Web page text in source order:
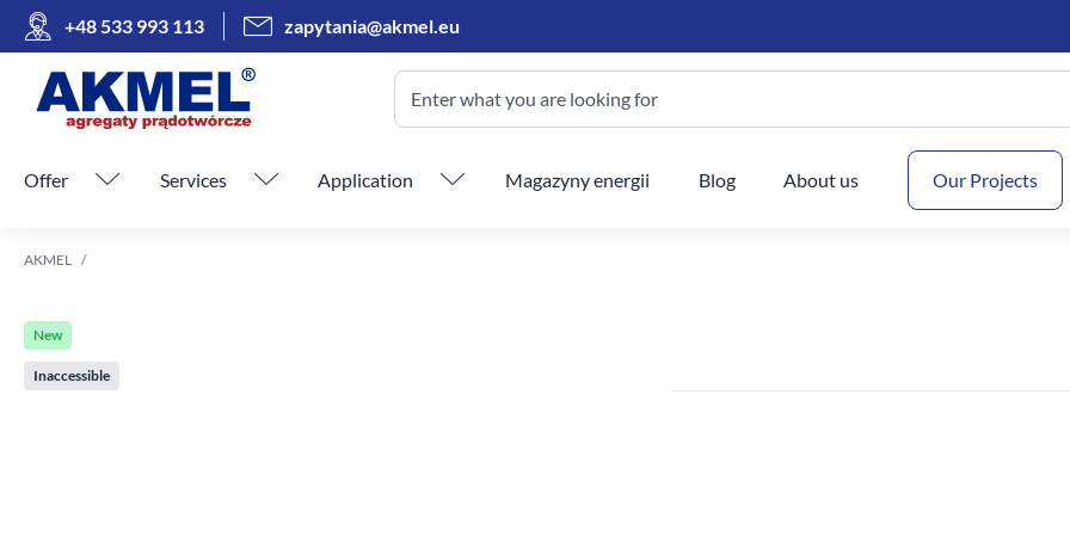
+48 533 993 113 zapytania@akmel.eu
Enter what you are looking for
Skip menu
Offer Services Application Magazyny energii Blog About us Our Projects
AKMEL
New
Inaccessible